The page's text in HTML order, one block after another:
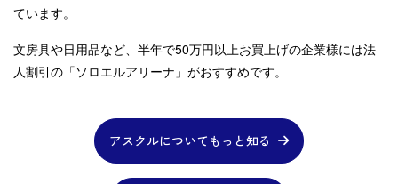
ています。
文房具や日用品など、半年で50万円以上お買上げの企業様には法
人割引の「ソロエルアリーナ」がおすすめです。
アスクルについてもっと知る